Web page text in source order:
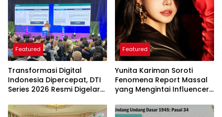
Featured
Transformasi Digital
Indonesia Dipercepat, DTI
Series 2026 Resmi Digelar
Featured
Yunita Kariman Soroti
Fenomena Report Massal
yang Mengintai Influencer,
yang Perlu Diketahui